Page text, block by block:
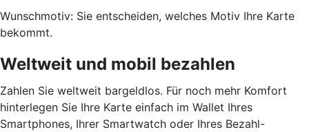
Wunschmotiv: Sie entscheiden, welches Motiv Ihre Karte
bekommt.
Weltweit und mobil bezahlen
Zahlen Sie weltweit bargeldlos. Für noch mehr Komfort
hinterlegen Sie Ihre Karte einfach im Wallet Ihres
Smartphones, Ihrer Smartwatch oder Ihres Bezahl-